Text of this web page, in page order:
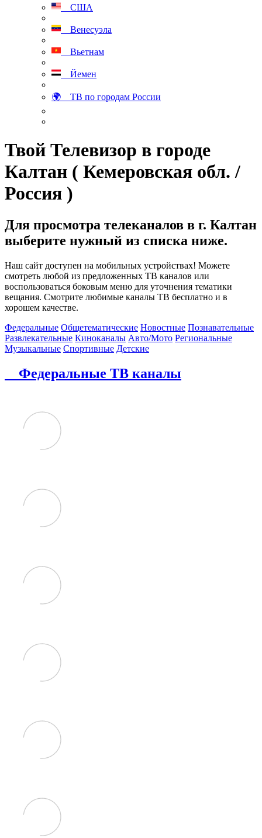
США
Венесуэла
Вьетнам
Йемен
🌍 ТВ по городам России
Твой Телевизор в городе
Калтан ( Кемеровская обл. /
Россия )
Для просмотра телеканалов в г. Калтан
выберите нужный из списка ниже.
Наш сайт доступен на мобильных устройствах! Можете
смотреть любой из предложенных ТВ каналов или
воспользоваться боковым меню для уточнения тематики
вещания. Смотрите любимые каналы ТВ бесплатно и в
хорошем качестве.
Федеральные Общетематические Новостные Познавательные
Развлекательные Киноканалы Авто/Мото Региональные
Музыкальные Спортивные Детские
Федеральные ТВ каналы